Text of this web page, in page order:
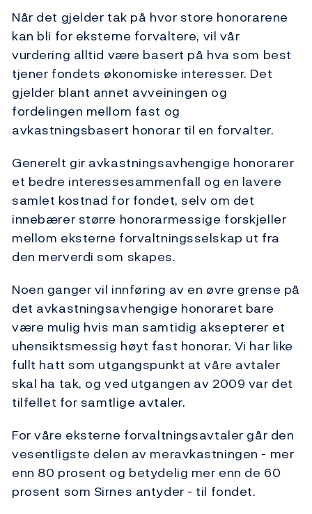
Når det gjelder tak på hvor store honorarene
kan bli for eksterne forvaltere, vil vår
vurdering alltid være basert på hva som best
tjener fondets økonomiske interesser. Det
gjelder blant annet avveiningen og
fordelingen mellom fast og
avkastningsbasert honorar til en forvalter.
Generelt gir avkastningsavhengige honorarer
et bedre interessesammenfall og en lavere
samlet kostnad for fondet, selv om det
innebærer større honorarmessige forskjeller
mellom eksterne forvaltningsselskap ut fra
den merverdi som skapes.
Noen ganger vil innføring av en øvre grense på
det avkastningsavhengige honoraret bare
være mulig hvis man samtidig aksepterer et
uhensiktsmessig høyt fast honorar. Vi har like
fullt hatt som utgangspunkt at våre avtaler
skal ha tak, og ved utgangen av 2009 var det
tilfellet for samtlige avtaler.
For våre eksterne forvaltningsavtaler går den
vesentligste delen av meravkastningen - mer
enn 80 prosent og betydelig mer enn de 60
prosent som Sirnes antyder - til fondet.